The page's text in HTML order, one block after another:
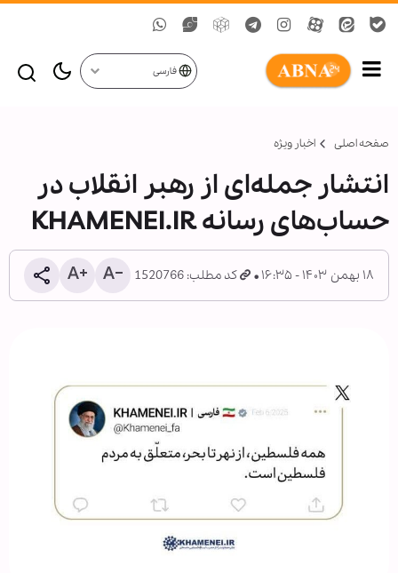
فارسی
صفحه اصلی اخبار ویژه
انتشار جمله‌ای از رهبر انقلاب در
حساب‌های رسانه KHAMENEI.IR
۱۸ بهمن ۱۴۰۳ - ۱۶:۳۵ کد مطلب: 1520766